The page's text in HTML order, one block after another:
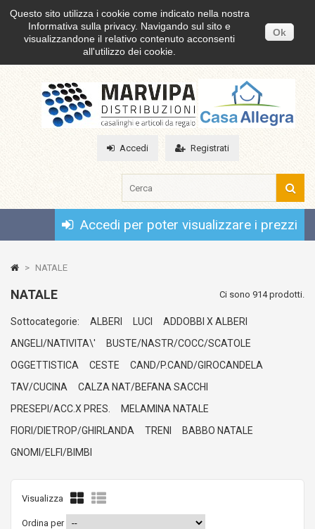
Questo sito utilizza i cookie come indicato nella nostra
Informativa sulla privacy. Navigando sul sito e
visualizzandone il relativo contenuto acconsenti
all'utilizzo dei cookie.
Ok
Accedi Registrati
Accedi per poter visualizzare i prezzi
> NATALE
NATALE Ci sono 914 prodotti.
Sottocategorie: ALBERI LUCI
ADDOBBI X ALBERI
ANGELI/NATIVITA\'
BUSTE/NASTR/COCC/SCATOLE
OGGETTISTICA
CESTE
CAND/P.CAND/GIROCANDELA
TAV/CUCINA
CALZA NAT/BEFANA SACCHI
PRESEPI/ACC.X PRES.
MELAMINA NATALE
FIORI/DIETROP/GHIRLANDA
TRENI
BABBO NATALE
GNOMI/ELFI/BIMBI
Visualizza
Ordina per